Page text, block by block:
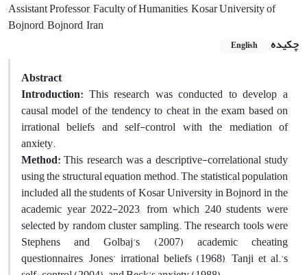
Assistant Professor, Faculty of Humanities, Kosar University of
Bojnord, Bojnord, Iran
چکیده
English
Abstract
Introduction: This research was conducted to develop a
causal model of the tendency to cheat in the exam based on
irrational beliefs and self-control with the mediation of
anxiety.
Method:This research was a descriptive-correlational study
using the structural equation method. The statistical population
included all the students of Kosar University in Bojnord in the
academic year 2022-2023, from which 240 students were
selected by random cluster sampling. The research tools were
Stephens and Golbaj's (2007) academic cheating
questionnaires, Jones' irrational beliefs (1968), Tanji et al.'s